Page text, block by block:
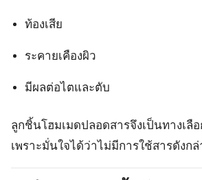
ท้องเสีย
ระคายเคืองผิว
มีผลต่อไตและตับ
ลูกชิ้นโฮมเมดปลอดสารจึงเป็นทางเลื
เพราะมั่นใจได้ว่าไม่มีการใช้สารดังกล่